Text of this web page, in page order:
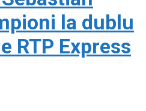
la dublu
RTP Express